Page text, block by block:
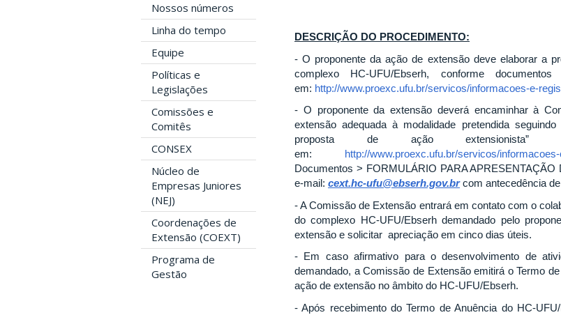
Nossos números
Linha do tempo
Equipe
Políticas e
Legislações
Comissões e
Comitês
CONSEX
Núcleo de
Empresas Juniores
(NEJ)
Coordenações de
Extensão (COEXT)
Programa de
Gestão
DESCRIÇÃO DO PROCEDIMENTO:
- O proponente da ação de extensão deve elaborar a
complexo HC-UFU/Ebserh, conforme
em: http://www.proexc.ufu.br/servicos/informacoes-e-
- O proponente da extensão deverá encaminhar à
extensão adequada à modalidade pretendida
proposta de ação extensionista”
em: http://www.proexc.ufu.br/servicos/
Documentos > FORMULÁRIO PARA
e-mail: cext.hc-ufu@ebserh.gov.brcom antecedência
- A Comissão de Extensão entrará em contato com o
do complexo HC-UFU/Ebserh demandado pelo
extensão e solicitar apreciação em cinco dias úteis.
- Em caso afirmativo para o desenvolvimento de
demandado, a Comissão de Extensão emitirá o Termo
ação de extensão no âmbito do HC-UFU/Ebserh.
- Após recebimento do Termo de Anuência do HC-